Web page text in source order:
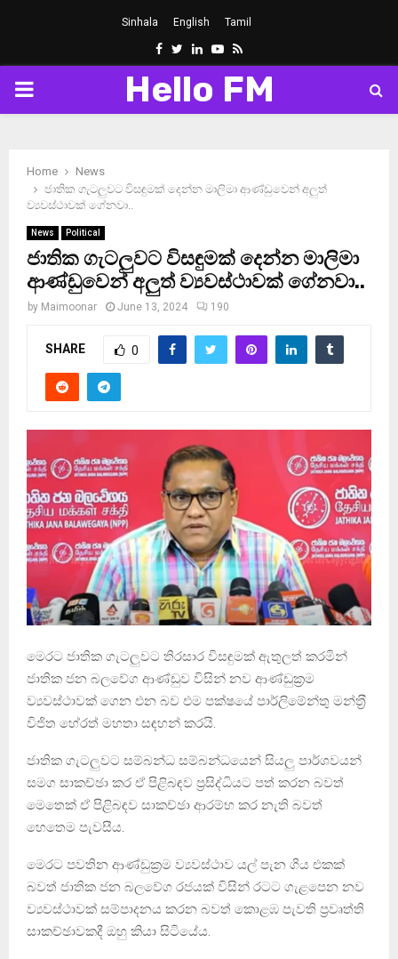
Sinhala English Tamil
Facebook
Twitter
LinkedinYoutube
Rss
PRIMARY
Hello FM
Home
News
ජාතික ගැටලුවට විසඳුමක් දෙන්න මාලිමා ආණ්ඩුවෙන් අලුත්
ව්‍යවස්ථාවක් ගේනවා..
News Political
ජාතික ගැටලුවට විසඳුමක් දෙන්න මාලිමා
ආණ්ඩුවෙන් අලුත් ව්‍යවස්ථාවක් ගේනවා..
by Maimoonar June 13, 2024 190
SHARE 0
මෙරට ජාතික ගැටලුවට තිරසාර විසඳුමක් ඇතුලත් කරමින්
ජාතික ජන බලවේග ආණ්ඩුව විසින් නව ආණ්ඩුක්‍රම
ව්‍යවස්ථාවක් ගෙන එන බව එම පක්ෂයේ පාර්ලිමේන්තු මන්ත‍්‍රී
විජිත හේරත් මහතා සඳහන් කරයි.
ජාතික ගැටලුවට සම්බන්ධ සම්බන්ධයෙන් සියලු පාර්ශවයන්
සමග සාකච්ඡා කර ඒ පිළිබඳව ප‍්‍රසිද්ධියට පත් කරන බවත්
මෙතෙක් ඒ පිළිබඳව සාකච්ඡා ආරම්භ කර නැති බවත්
හෙතෙම පැවසීය.
මෙරට පවතින ආණ්ඩුක්‍රම ව්‍යවස්ථාව යල් පැන ගිය එකක්
බවත් ජාතික ජන බලවේග රජයක් විසින් රටට ගැළපෙන නව
ව්‍යවස්ථාවක් සම්පාදනය කරන බවත් කොළඹ පැවති ප්‍රවෘත්ති
සාකච්ඡාවකදී ඔහු කියා සිටියේය.